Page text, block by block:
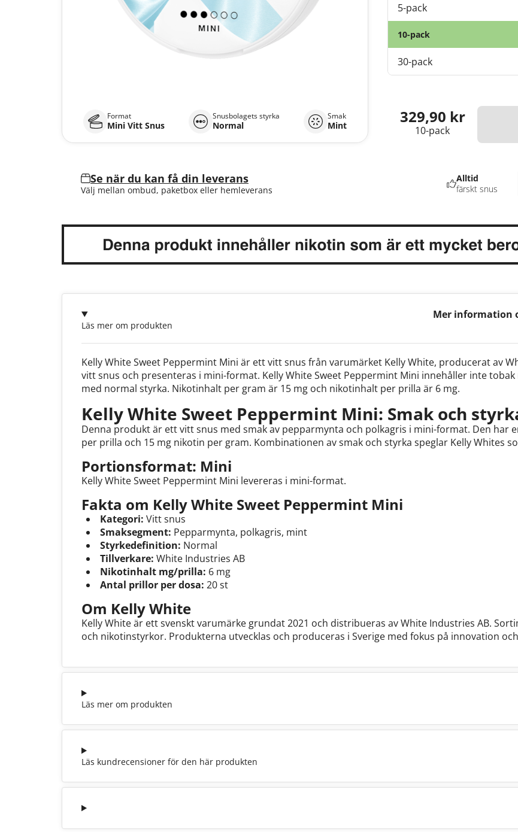
Format
Mini Vitt Snus
Snusbolagets styrka
Normal
Smak
Mint
5-pack
10-pack
30-pack
329,90 kr
10-pack
Se när du kan få din leverans
Välj mellan ombud, paketbox eller hemleverans
Mer information
Läs mer om produkten
Kelly White Sweet Peppermint Mini är ett vitt snus från varumärket Kelly White, producerat av
vitt snus och presenteras i mini-format. Kelly White Sweet Peppermint Mini innehåller inte
med normal styrka. Nikotinhalt per gram är 15 mg och nikotinhalt per prilla är 6 mg.
Kelly White Sweet Peppermint Mini: Smak och
Denna produkt är ett vitt snus med smak av pepparmynta och polkagris i mini-format. Den har
per prilla och 15 mg nikotin per gram. Kombinationen av smak och styrka speglar Kelly Whites
Portionsformat: Mini
Kelly White Sweet Peppermint Mini levereras i mini-format.
Fakta om Kelly White Sweet Peppermint Mini
Kategori: Vitt snus
Smaksegment: Pepparmynta, polkagris, mint
Styrkedefinition: Normal
Tillverkare: White Industries AB
Nikotinhalt mg/prilla: 6 mg
Antal prillor per dosa: 20 st
Om Kelly White
Kelly White är ett svenskt varumärke grundat 2021 och distribueras av White Industries AB.
och nikotinstyrkor. Produkterna utvecklas och produceras i Sverige med fokus på innovation
Läs mer om produkten
Läs kundrecensioner för den här produkten
Alltid
färskt snus